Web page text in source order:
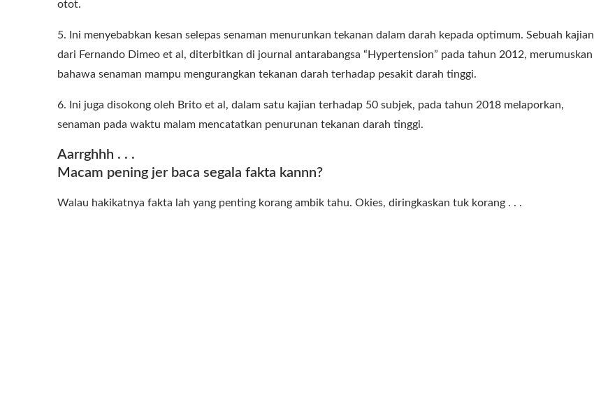
otot.
5. Ini menyebabkan kesan selepas senaman menurunkan tekanan dalam darah kepada optimum. Sebuah kajian
dari Fernando Dimeo et al, diterbitkan di journal antarabangsa “Hypertension” pada tahun 2012, merumuskan
bahawa senaman mampu mengurangkan tekanan darah terhadap pesakit darah tinggi.
6. Ini juga disokong oleh Brito et al, dalam satu kajian terhadap 50 subjek, pada tahun 2018 melaporkan,
senaman pada waktu malam mencatatkan penurunan tekanan darah tinggi.
Aarrghhh . . .
Macam pening jer baca segala fakta kannn?
Walau hakikatnya fakta lah yang penting korang ambik tahu. Okies, diringkaskan tuk korang . . .